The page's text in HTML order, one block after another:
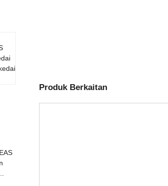
EAS ta...
Produk Berkaitan